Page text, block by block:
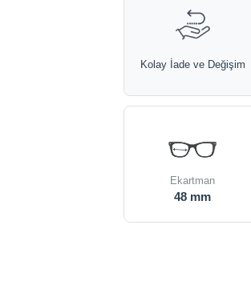
Kolay İade ve Değişim
Ekartman
48 mm